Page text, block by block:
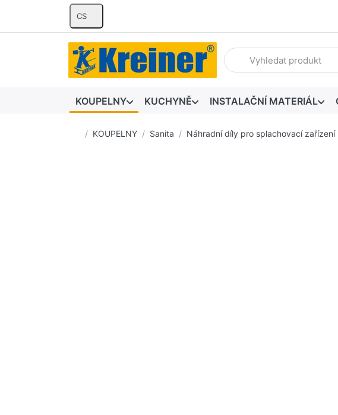
CS
Zadejte hledaný výraz.
KOUPELNY KUCHYNĚ INSTALAČNÍ MATERIÁL
Domovská stránka
KOUPELNY Sanita Náhradní díly pro splachovací zařízení